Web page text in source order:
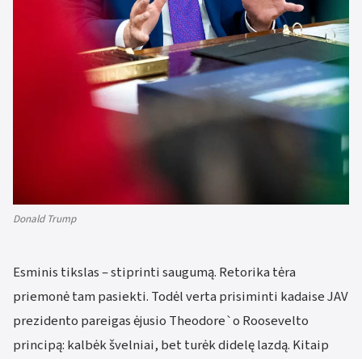
Donald Trump
Esminis tikslas – stiprinti saugumą. Retorika tėra
priemonė tam pasiekti. Todėl verta prisiminti kadaise JAV
prezidento pareigas ėjusio Theodore`o Roosevelto
principą: kalbėk švelniai, bet turėk didelę lazdą. Kitaip